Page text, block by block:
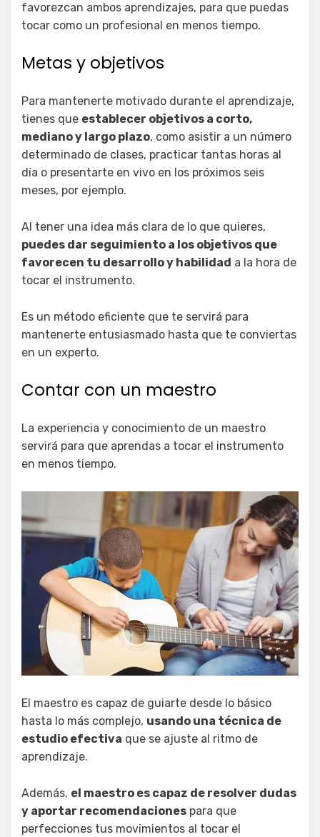
favorezcan ambos aprendizajes, para que puedas
tocar como un profesional en menos tiempo.
Metas y objetivos
Para mantenerte motivado durante el aprendizaje,
tienes que establecer objetivos a corto,
mediano y largo plazo, como asistir a un número
determinado de clases, practicar tantas horas al
día o presentarte en vivo en los próximos seis
meses, por ejemplo.
Al tener una idea más clara de lo que quieres,
puedes dar seguimiento a los objetivos que
favorecen tu desarrollo y habilidad a la hora de
tocar el instrumento.
Es un método eficiente que te servirá para
mantenerte entusiasmado hasta que te conviertas
en un experto.
Contar con un maestro
La experiencia y conocimiento de un maestro
servirá para que aprendas a tocar el instrumento
en menos tiempo.
El maestro es capaz de guiarte desde lo básico
hasta lo más complejo, usando una técnica de
estudio efectiva que se ajuste al ritmo de
aprendizaje.
Además, el maestro es capaz de resolver dudas
y aportar recomendaciones para que
perfecciones tus movimientos al tocar el